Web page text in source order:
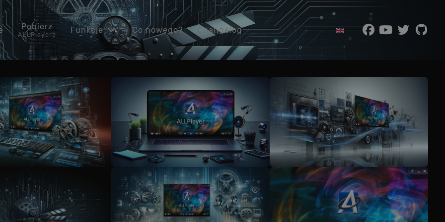
Pobierz
ALLPlayera Funkcje Co nowego? Changelog Wybierz swój język